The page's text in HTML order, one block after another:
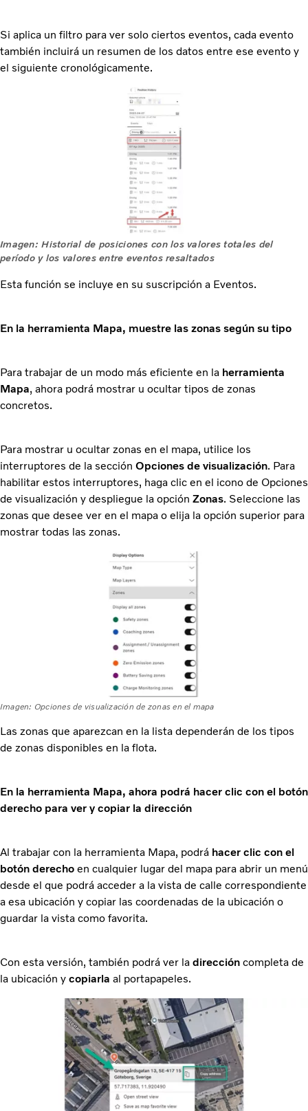
Si aplica un filtro para ver solo ciertos eventos, cada evento
también incluirá un resumen de los datos entre ese evento y
el siguiente cronológicamente.
Imagen: Historial de posiciones con los valores totales del
período y los valores entre eventos resaltados
Esta función se incluye en su suscripción a Eventos.
En la herramienta Mapa, muestre las zonas según su tipo
Para trabajar de un modo más eficiente en la herramienta
Mapa, ahora podrá mostrar u ocultar tipos de zonas
concretos.
Para mostrar u ocultar zonas en el mapa, utilice los
interruptores de la sección Opciones de visualización. Para
habilitar estos interruptores, haga clic en el icono de Opciones
de visualización y despliegue la opción Zonas. Seleccione las
zonas que desee ver en el mapa o elija la opción superior para
mostrar todas las zonas.
Imagen: Opciones de visualización de zonas en el mapa
Las zonas que aparezcan en la lista dependerán de los tipos
de zonas disponibles en la flota.
En la herramienta Mapa, ahora podrá hacer clic con el botón
derecho para ver y copiar la dirección
Al trabajar con la herramienta Mapa, podrá hacer clic con el
botón derecho en cualquier lugar del mapa para abrir un menú
desde el que podrá acceder a la vista de calle correspondiente
a esa ubicación y copiar las coordenadas de la ubicación o
guardar la vista como favorita.
Con esta versión, también podrá ver la dirección completa de
la ubicación y copiarla al portapapeles.